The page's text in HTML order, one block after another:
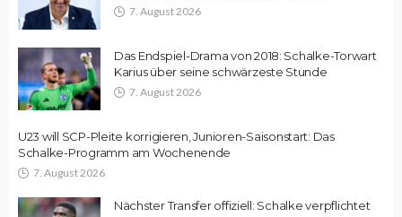
7. August 2026
Das Endspiel-Drama von 2018: Schalke-Torwart
Karius über seine schwärzeste Stunde
7. August 2026
U23 will SCP-Pleite korrigieren, Junioren-Saisonstart: Das
Schalke-Programm am Wochenende
7. August 2026
Nächster Transfer offiziell: Schalke verpflichtet